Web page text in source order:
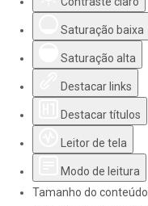
Saturação baixa
Saturação alta
Destacar links
Destacar títulos
Leitor de tela
Modo de leitura
Tamanho do conteúdo